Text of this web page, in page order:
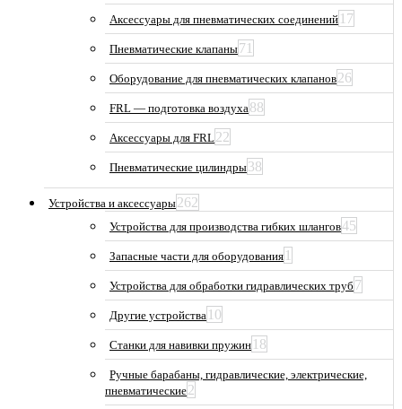
Аксессуары для пневматических соединений 17
Пневматические клапаны71
Оборудование для пневматических клапанов26
FRL — подготовка воздуха88
Аксессуары для FRL22
Пневматические цилиндры38
Устройства и аксессуары262
Устройства для производства гибких шлангов45
Запасные части для оборудования 1
Устройства для обработки гидравлических труб 7
Другие устройства 10
Станки для навивки пружин 18
Ручные барабаны, гидравлические, электрические,
пневматические2